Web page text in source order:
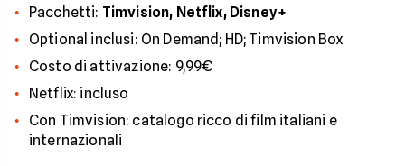
Pacchetti: Timvision, Netflix, Disney+
Optional inclusi: On Demand; HD; Timvision Box
Costo di attivazione: 9,99€
Netflix: incluso
Con Timvision: catalogo ricco di film italiani e
internazionali